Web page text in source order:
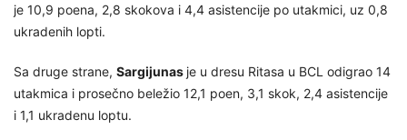
je 10,9 poena, 2,8 skokova i 4,4 asistencije po utakmici, uz 0,8
ukradenih lopti.
Sa druge strane, Sargijunas je u dresu Ritasa u BCL odigrao 14
utakmica i prosečno beležio 12,1 poen, 3,1 skok, 2,4 asistencije
i 1,1 ukradenu loptu.